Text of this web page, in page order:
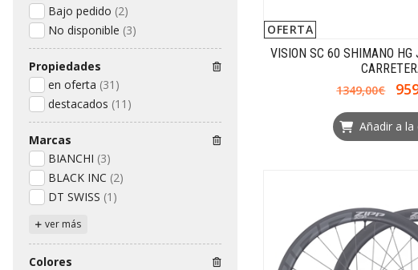
OFERTA
VISION SC 60 SHIMANO HG
1349,00€
Añadir a la
Bajo pedido (2)
No disponible (3)
Propiedades
en oferta (31)
destacados (11)
Marcas
BIANCHI (3)
BLACK INC (2)
DT SWISS (1)
ver más
Colores